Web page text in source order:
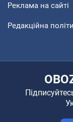
Реклама на сайті
Редакційна